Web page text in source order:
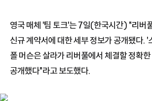
영국 매체 '팀 토크'는 7일(한국시간) "리버
신규 계약서에 대한 세부 정보가 공개됐다. '
폴 머슨은 살라가 리버풀에서 체결할 정확
공개했다"라고 보도했다.